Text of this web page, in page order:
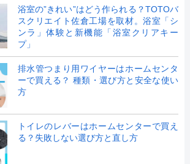
浴室の”きれい”はどう作られる？TOTOバ
スクリエイト佐倉工場を取材。浴室「シ
ンラ」体験と新機能「浴室クリアキー
プ」
排水管つまり用ワイヤーはホームセンタ
ーで買える？ 種類・選び方と安全な使い
方
トイレのレバーはホームセンターで買え
る？失敗しない選び方と直し方